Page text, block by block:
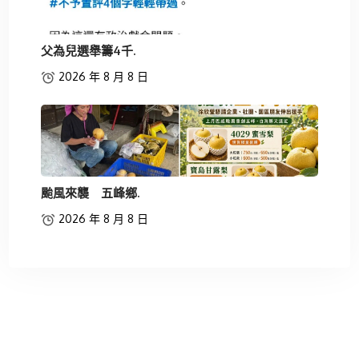
父為兒選舉籌4千.
2026 年 8 月 8 日
颱風來襲 五峰鄉.
2026 年 8 月 8 日